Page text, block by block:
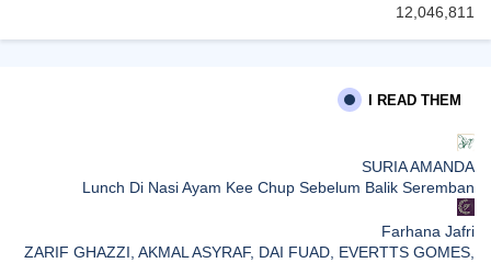
12,046,811
I READ THEM
SURIA AMANDA
Lunch Di Nasi Ayam Kee Chup Sebelum Balik Seremban
Farhana Jafri
ZARIF GHAZZI, AKMAL ASYRAF, DAI FUAD, EVERTTS GOMES,